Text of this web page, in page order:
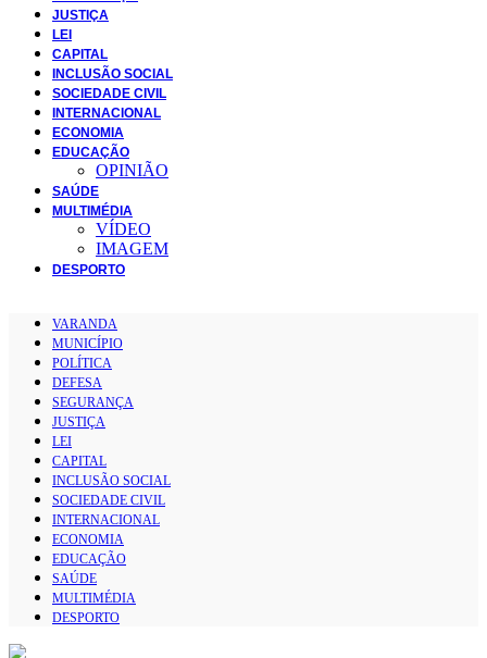
JUSTIÇA
LEI
CAPITAL
INCLUSÃO SOCIAL
SOCIEDADE CIVIL
INTERNACIONAL
ECONOMIA
EDUCAÇÃO
OPINIÃO
SAÚDE
MULTIMÉDIA
VÍDEO
IMAGEM
DESPORTO
VARANDA
MUNICÍPIO
POLÍTICA
DEFESA
SEGURANÇA
JUSTIÇA
LEI
CAPITAL
INCLUSÃO SOCIAL
SOCIEDADE CIVIL
INTERNACIONAL
ECONOMIA
EDUCAÇÃO
SAÚDE
MULTIMÉDIA
DESPORTO